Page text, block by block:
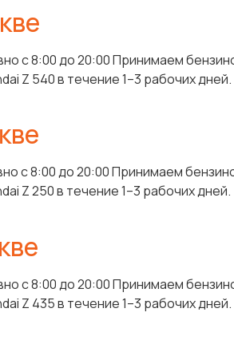
с 8:00 до 20:00 Принимаем
Z 540 в течение 1–3 рабочих дней.
с 8:00 до 20:00 Принимаем
Z 250 в течение 1–3 рабочих дней.
с 8:00 до 20:00 Принимаем
Z 435 в течение 1–3 рабочих дней.